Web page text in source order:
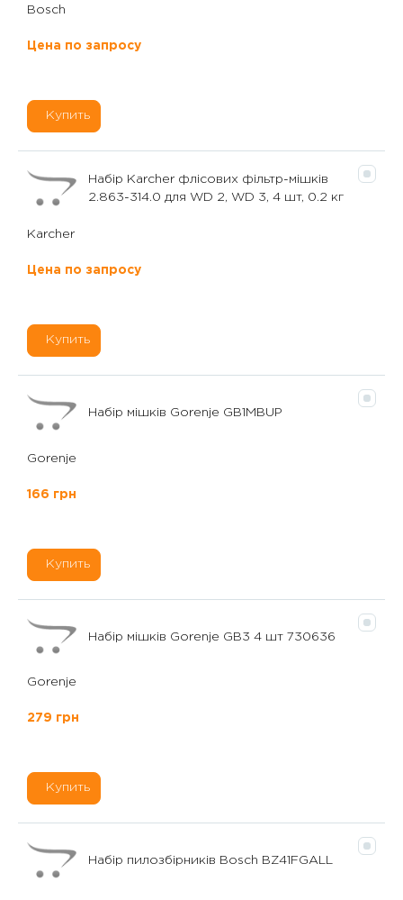
Bosch
Цена по запросу
Купить
Набір Karcher флісових фільтр-мішків
2.863-314.0 для WD 2, WD 3, 4 шт, 0.2 кг
Karcher
Цена по запросу
Купить
Набір мішків Gorenje GB1MBUP
Gorenje
166 грн
Купить
Набір мішків Gorenje GB3 4 шт 730636
Gorenje
279 грн
Купить
Набір пилозбірників Bosch BZ41FGALL